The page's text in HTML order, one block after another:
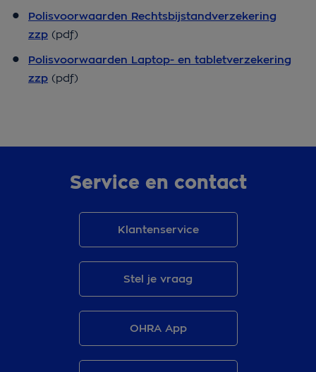
Polisvoorwaarden Rechtsbijstandverzekering
zzp (pdf)
Polisvoorwaarden Laptop- en tabletverzekering
zzp (pdf)
Service en contact
Klantenservice
Stel je vraag
OHRA App